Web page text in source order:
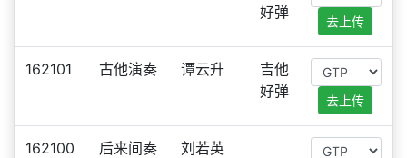
好弹
去上传
162101 古他演奏 谭云升
吉他
好弹
去上传
162100 后来间奏 刘若英